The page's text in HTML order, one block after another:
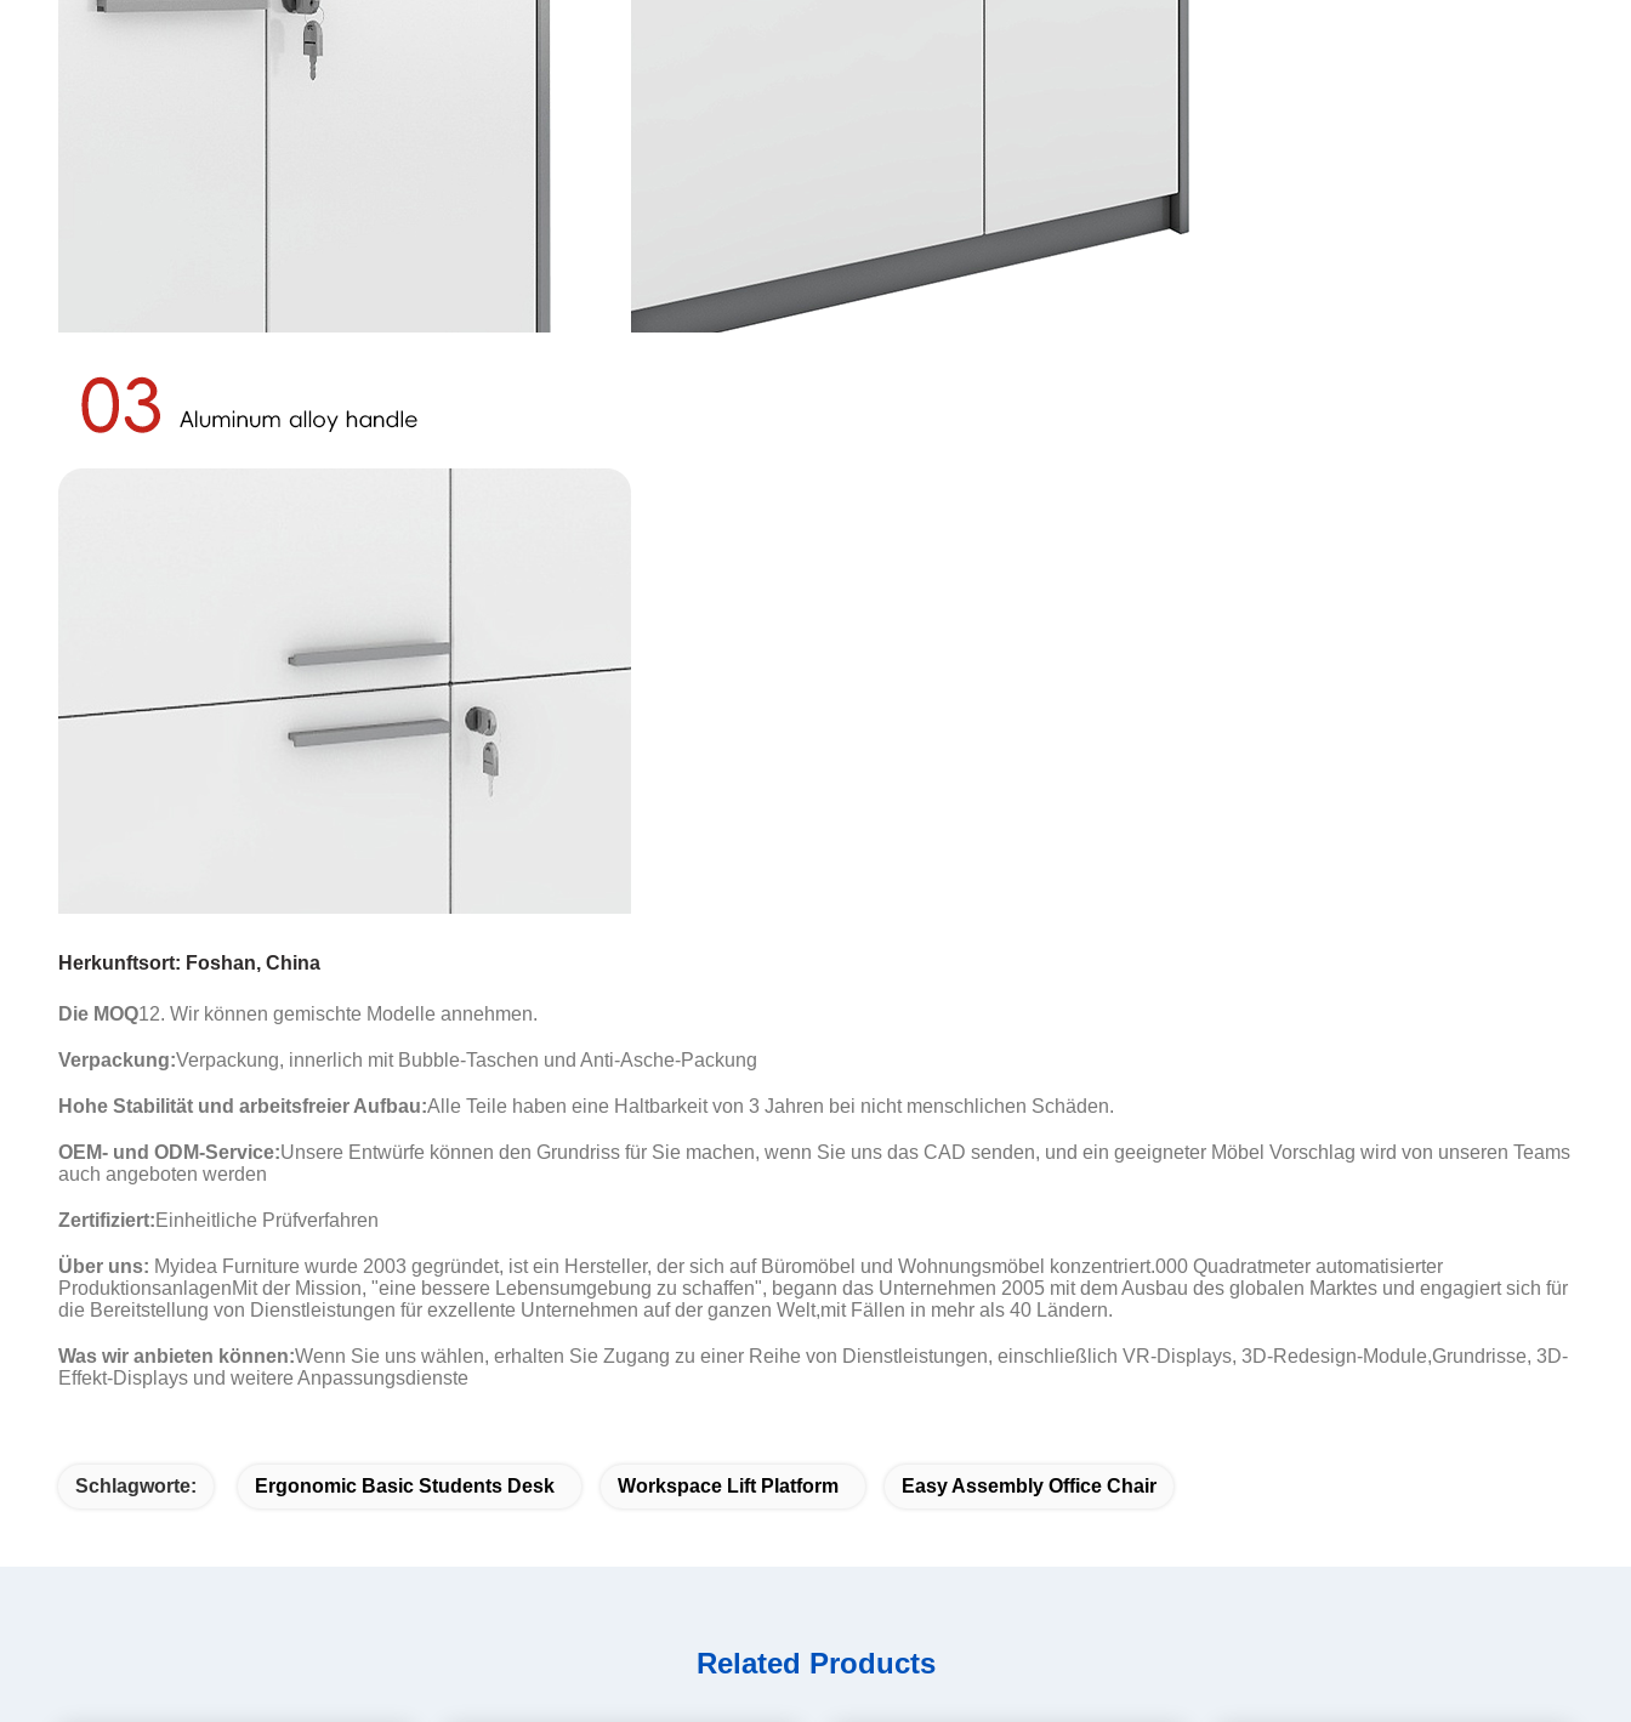
Herkunftsort: Foshan, China
Die MOQ12. Wir können gemischte Modelle annehmen.
Verpackung:Verpackung, innerlich mit Bubble-Taschen und Anti-Asche-Packung
Hohe Stabilität und arbeitsfreier Aufbau:Alle Teile haben eine Haltbarkeit von 3 Jahren bei nicht menschlichen Schäden.
OEM- und ODM-Service:Unsere Entwürfe können den Grundriss für Sie machen, wenn Sie uns das CAD senden, und ein geeigneter Möbel Vorschlag wird von unseren Teams
auch angeboten werden
Zertifiziert:Einheitliche Prüfverfahren
Über uns: Myidea Furniture wurde 2003 gegründet, ist ein Hersteller, der sich auf Büromöbel und Wohnungsmöbel konzentriert.000 Quadratmeter automatisierter
ProduktionsanlagenMit der Mission, "eine bessere Lebensumgebung zu schaffen", begann das Unternehmen 2005 mit dem Ausbau des globalen Marktes und engagiert sich für
die Bereitstellung von Dienstleistungen für exzellente Unternehmen auf der ganzen Welt,mit Fällen in mehr als 40 Ländern.
Was wir anbieten können:Wenn Sie uns wählen, erhalten Sie Zugang zu einer Reihe von Dienstleistungen, einschließlich VR-Displays, 3D-Redesign-Module,Grundrisse, 3D-
Effekt-Displays und weitere Anpassungsdienste
Schlagworte: Ergonomic Basic Students Desk Workspace Lift Platform Easy Assembly Office Chair
Related Products